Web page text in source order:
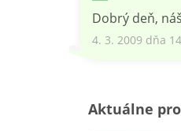
Dobrý deň,
4. 3. 2009 dňa
Aktuálne